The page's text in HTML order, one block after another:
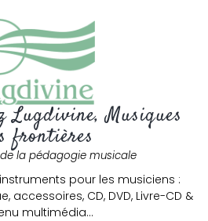
Lugdivine, Musiques
frontières
la pédagogie musicale
pour les musiciens :
accessoires, CD, DVD, Livre-CD &
multimédia…